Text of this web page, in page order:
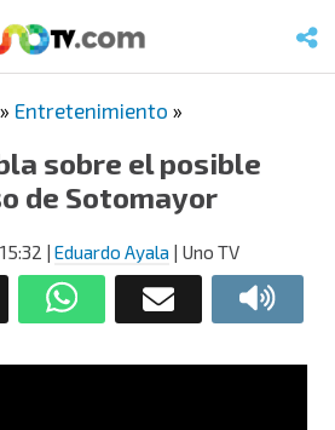
» Entretenimiento »
sobre el posible
de Sotomayor
| Eduardo Ayala | Uno TV